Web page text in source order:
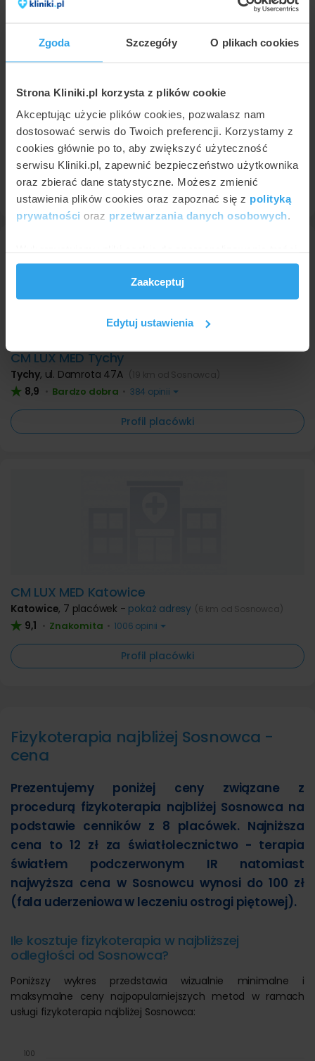
Zgoda Szczegóły O plikach cookies
Strona Kliniki.pl korzysta z plików cookie
Akceptując użycie plików cookies, pozwalasz nam
dostosować serwis do Twoich preferencji. Korzystamy z
cookies głównie po to, aby zwiększyć użyteczność
serwisu Kliniki.pl, zapewnić bezpieczeństwo użytkownika
oraz zbierać dane statystyczne. Możesz zmienić
ustawienia plików cookies oraz zapoznać się z polityką
prywatności oraz przetwarzania danych osobowych.
i reklam, aby oferować funkcje społecznościowe i
analizować ruch w naszej witrynie. Informacje o tym, jak
korzystasz z naszej witryny, udostępniamy partnerom
społecznościowym, reklamowym i analitycznym.
otrzymanymi od Ciebie lub uzyskanymi podczas
korzystania z ich usług.
Zaakceptuj
Edytuj ustawienia
CM LUX MED Gliwice
(30 km od Sosnowca)
Bardzo dobra • 700 opinii
Profil placówki
CM LUX MED Tychy
Tychy, ul. Damrota 47A
8,9 • Bardzo dobra • 384 opinii
Profil placówki
CM LUX MED Katowice
Katowice, 7 placówek - pokaż adresy (6 km od Sosnowca)
9,1 • Znakomita • 1006 opinii
Profil placówki
Fizykoterapia najbliżej Sosnowca -
cena
Prezentujemy poniżej ceny związane z
procedurą fizykoterapia najbliżej Sosnowca na
podstawie cenników z 8 placówek. Najniższa
cena to 12 zł za światłolecznictwo - terapia
światłem podczerwonym IR natomiast
najwyższa cena w Sosnowcu wynosi do 100 zł
(fala uderzeniowa w leczeniu ostrogi piętowej).
Ile kosztuje fizykoterapia w najbliższej
odległości od Sosnowca?
Poniższy wykres przedstawia wizualnie minimalne i
maksymalne ceny najpopularniejszych metod w ramach
usługi fizykoterapia najbliżej Sosnowca:
100